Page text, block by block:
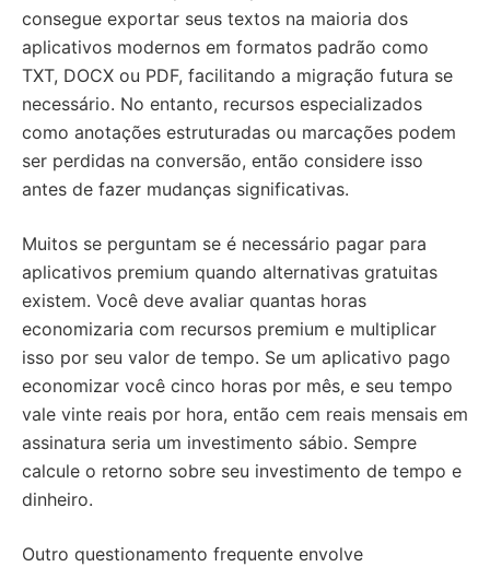
consegue exportar seus textos na maioria dos
aplicativos modernos em formatos padrão como
TXT, DOCX ou PDF, facilitando a migração futura se
necessário. No entanto, recursos especializados
como anotações estruturadas ou marcações podem
ser perdidas na conversão, então considere isso
antes de fazer mudanças significativas.
Muitos se perguntam se é necessário pagar para
aplicativos premium quando alternativas gratuitas
existem. Você deve avaliar quantas horas
economizaria com recursos premium e multiplicar
isso por seu valor de tempo. Se um aplicativo pago
economizar você cinco horas por mês, e seu tempo
vale vinte reais por hora, então cem reais mensais em
assinatura seria um investimento sábio. Sempre
calcule o retorno sobre seu investimento de tempo e
dinheiro.
Outro questionamento frequente envolve